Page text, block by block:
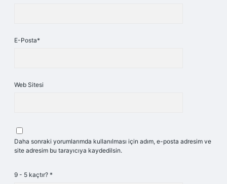
E-Posta*
Web Sitesi
Daha sonraki yorumlarımda kullanılması için adım, e-posta adresim ve
site adresim bu tarayıcıya kaydedilsin.
9 - 5 kaçtır? *